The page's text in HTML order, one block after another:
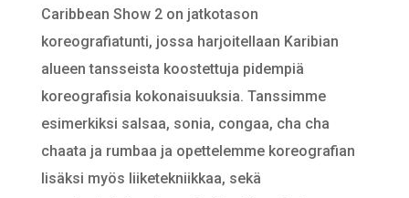
Caribbean Show 2 on jatkotason
koreografiatunti, jossa harjoitellaan Karibian
alueen tansseista koostettuja pidempiä
koreografisia kokonaisuuksia. Tanssimme
esimerkiksi salsaa, sonia, congaa, cha cha
chaata ja rumbaa ja opettelemme koreografian
lisäksi myös liiketekniikkaa, sekä